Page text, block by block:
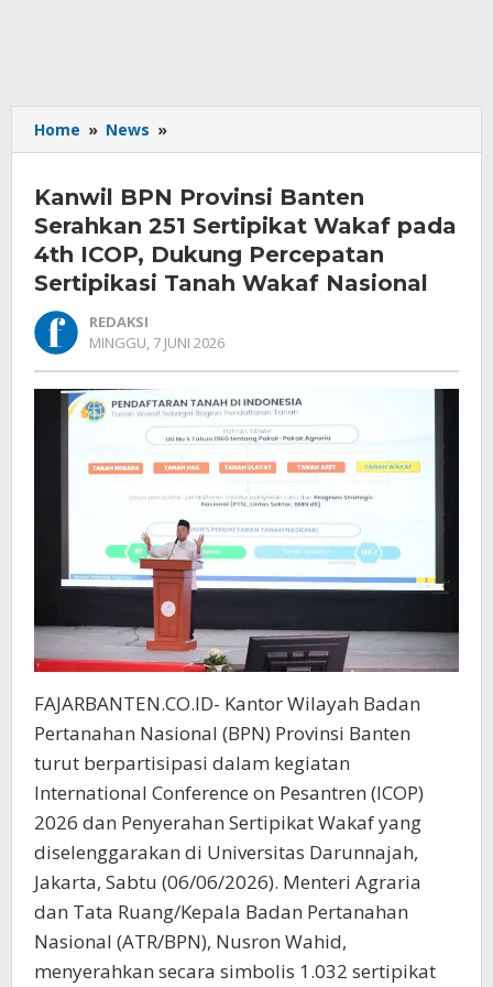
Home » News »
BPN
Banten
Serahkan
251
Sertipikat
Wakaf
4th
Percepatan
Sertipikasi
Tanah
Wakaf
Nasional
Kanwil BPN Provinsi Banten
Serahkan 251 Sertipikat Wakaf pada
4th ICOP, Dukung Percepatan
Sertipikasi Tanah Wakaf Nasional
REDAKSI
MINGGU, 7 JUNI 2026
FAJARBANTEN.CO.ID- Kantor Wilayah Badan
Pertanahan Nasional (BPN) Provinsi Banten
turut berpartisipasi dalam kegiatan
International Conference on Pesantren (ICOP)
2026 dan Penyerahan Sertipikat Wakaf yang
diselenggarakan di Universitas Darunnajah,
Jakarta, Sabtu (06/06/2026). Menteri Agraria
dan Tata Ruang/Kepala Badan Pertanahan
Nasional (ATR/BPN), Nusron Wahid,
menyerahkan secara simbolis 1.032 sertipikat